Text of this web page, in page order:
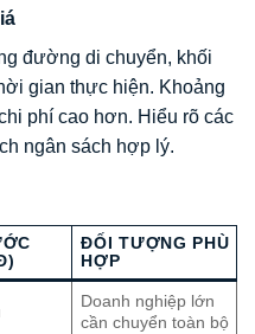
đường di chuyển, khối
gian thực hiện. Khoảng
phí cao hơn. Hiểu rõ các
ngân sách hợp lý.
ĐỐI TƯỢNG PHÙ
HỢP
Doanh nghiệp lớn
cần chuyển toàn bộ